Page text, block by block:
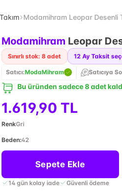
Modamihram Leopar Desenli
Modamihram Leopar
Sınırlı stok: 8 adet 12 Ay Taksit
Satıcı:ModaMihram Satıcıya
Bu üründen sadece 8 adet
1.619,90 TL
RenkGri
Beden:42
Sepete Ekle
14 gün kolay iade Güvenli ödeme